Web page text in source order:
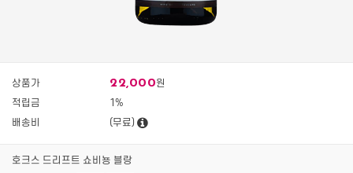
상품가 22,000원
적립금
1%
배송비
(무료)
호크스 드리프트 쇼비뇽 블랑